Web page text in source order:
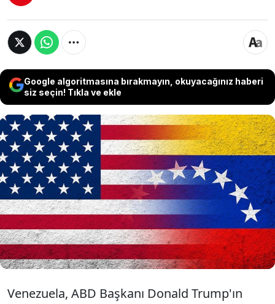
Google algoritmasına bırakmayın, okuyacağınız haberi
siz seçin! Tıkla ve ekle
Caracas yönetimi, ABD Başkanı
Trump'ın 'hava sahası'na yönelik
açıklamasını "sömürgeci bir tehdit"
olarak niteledi.
Venezuela, ABD Başkanı Donald Trump'ın